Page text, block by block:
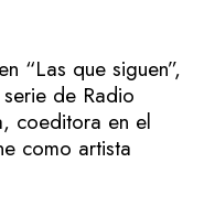
“Las que siguen”,
de Radio
coeditora en el
como artista